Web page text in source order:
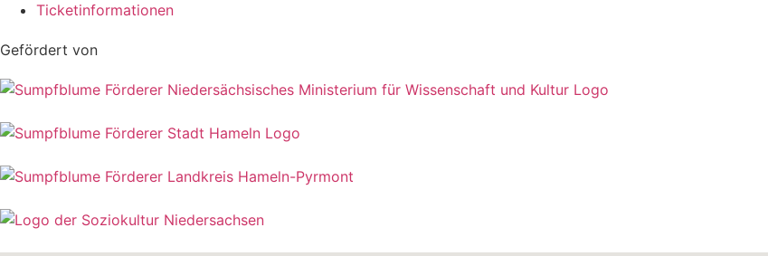
Ticketinformationen
Gefördert von